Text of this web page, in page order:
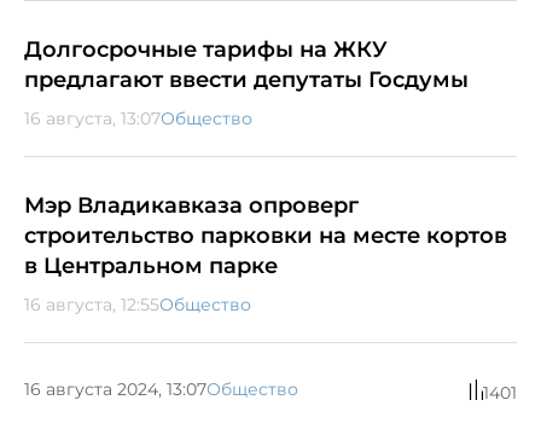
Долгосрочные тарифы на ЖКУ
предлагают ввести депутаты Госдумы
16 августа, 13:07Общество
Мэр Владикавказа опроверг
строительство парковки на месте кортов
в Центральном парке
16 августа, 12:55Общество
16 августа 2024, 13:07Общество 1401